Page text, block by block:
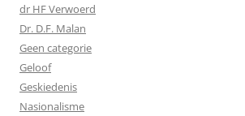
dr HF Verwoerd
Dr. D.F. Malan
Geen categorie
Geloof
Geskiedenis
Nasionalisme